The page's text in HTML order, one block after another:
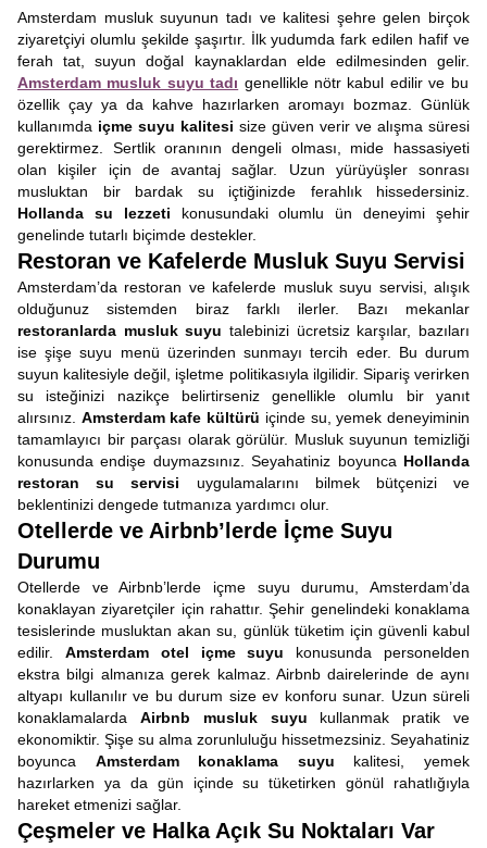
Amsterdam musluk suyunun tadı ve kalitesi şehre gelen birçok
ziyaretçiyi olumlu şekilde şaşırtır. İlk yudumda fark edilen hafif ve
ferah tat, suyun doğal kaynaklardan elde edilmesinden gelir.
Amsterdam musluk suyu tadı genellikle nötr kabul edilir ve bu
özellik çay ya da kahve hazırlarken aromayı bozmaz. Günlük
kullanımda içme suyu kalitesi size güven verir ve alışma süresi
gerektirmez. Sertlik oranının dengeli olması, mide hassasiyeti
olan kişiler için de avantaj sağlar. Uzun yürüyüşler sonrası
musluktan bir bardak su içtiğinizde ferahlık hissedersiniz.
Hollanda su lezzeti konusundaki olumlu ün deneyimi şehir
genelinde tutarlı biçimde destekler.
Restoran ve Kafelerde Musluk Suyu Servisi
Amsterdam’da restoran ve kafelerde musluk suyu servisi, alışık
olduğunuz sistemden biraz farklı ilerler. Bazı mekanlar
restoranlarda musluk suyu talebinizi ücretsiz karşılar, bazıları
ise şişe suyu menü üzerinden sunmayı tercih eder. Bu durum
suyun kalitesiyle değil, işletme politikasıyla ilgilidir. Sipariş verirken
su isteğinizi nazikçe belirtirseniz genellikle olumlu bir yanıt
alırsınız. Amsterdam kafe kültürü içinde su, yemek deneyiminin
tamamlayıcı bir parçası olarak görülür. Musluk suyunun temizliği
konusunda endişe duymazsınız. Seyahatiniz boyunca Hollanda
restoran su servisi uygulamalarını bilmek bütçenizi ve
beklentinizi dengede tutmanıza yardımcı olur.
Otellerde ve Airbnb’lerde İçme Suyu
Durumu
Otellerde ve Airbnb’lerde içme suyu durumu, Amsterdam’da
konaklayan ziyaretçiler için rahattır. Şehir genelindeki konaklama
tesislerinde musluktan akan su, günlük tüketim için güvenli kabul
edilir. Amsterdam otel içme suyu konusunda personelden
ekstra bilgi almanıza gerek kalmaz. Airbnb dairelerinde de aynı
altyapı kullanılır ve bu durum size ev konforu sunar. Uzun süreli
konaklamalarda Airbnb musluk suyu kullanmak pratik ve
ekonomiktir. Şişe su alma zorunluluğu hissetmezsiniz. Seyahatiniz
boyunca Amsterdam konaklama suyu kalitesi, yemek
hazırlarken ya da gün içinde su tüketirken gönül rahatlığıyla
hareket etmenizi sağlar.
Çeşmeler ve Halka Açık Su Noktaları Var